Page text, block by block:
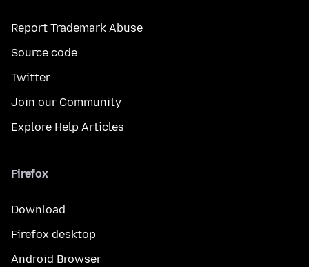
Report Trademark Abuse
Source code
Twitter
Join our Community
Explore Help Articles
Firefox
Download
Firefox desktop
Android Browser